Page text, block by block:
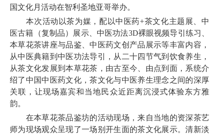
国文化月活动在智利圣地亚哥举办。
本次活动以茶为媒，配以中医药+茶文化主题展、中
医古籍（复制品）展示、中医功法3D裸眼视频导引练习、
本草花茶讲座与品鉴、中医药文创产品展示等丰富内容，
从中医典籍到中医功法导引，从二十四节气到饮食养生，
从茶文化发展到本草花茶，由古至今、由点到面，系统介
绍了中国中医药文化，茶文化与中医养生理念之间的深厚
关联，让现场嘉宾和当地民众近距离沉浸式体验东方雅
韵。
在本草花茶品鉴坊的活动现场，来自当地的资深茶艺
师为现场观众呈现了一场别开生面的茶文化展示。清新淡